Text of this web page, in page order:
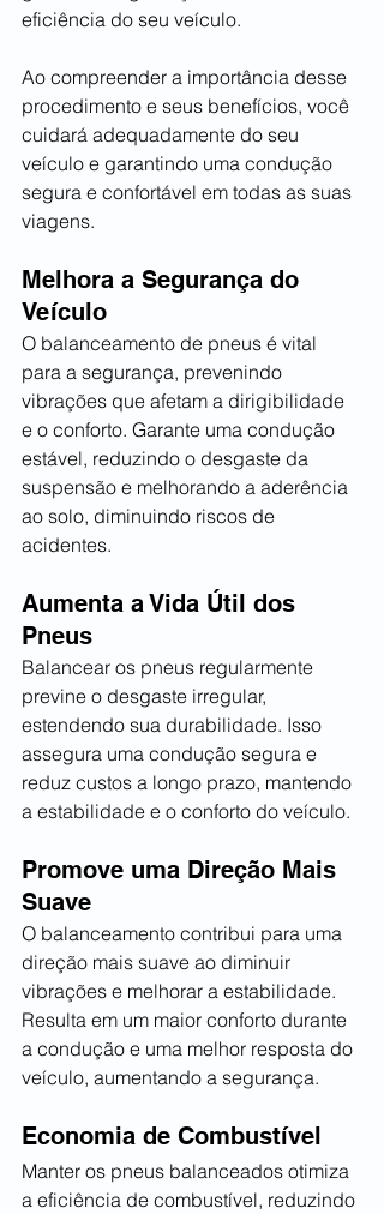
eficiência do seu veículo.
Ao compreender a importância desse
procedimento e seus benefícios, você
cuidará adequadamente do seu
veículo e garantindo uma condução
segura e confortável em todas as suas
viagens.
Melhora a Segurança do
Veículo
O balanceamento de pneus é vital
para a segurança, prevenindo
vibrações que afetam a dirigibilidade
e o conforto. Garante uma condução
estável, reduzindo o desgaste da
suspensão e melhorando a aderência
ao solo, diminuindo riscos de
acidentes.
Aumenta a Vida Útil dos
Pneus
Balancear os pneus regularmente
previne o desgaste irregular,
estendendo sua durabilidade. Isso
assegura uma condução segura e
reduz custos a longo prazo, mantendo
a estabilidade e o conforto do veículo.
Promove uma Direção Mais
Suave
O balanceamento contribui para uma
direção mais suave ao diminuir
vibrações e melhorar a estabilidade.
Resulta em um maior conforto durante
a condução e uma melhor resposta do
veículo, aumentando a segurança.
Economia de Combustível
Manter os pneus balanceados otimiza
a eficiência de combustível, reduzindo